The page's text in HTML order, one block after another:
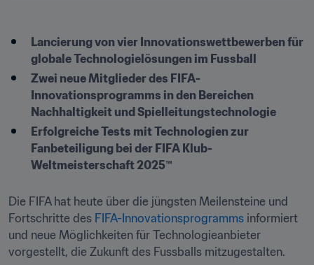
Lancierung von vier Innovationswettbewerben für
globale Technologielösungen im Fussball
Zwei neue Mitglieder des FIFA-
Innovationsprogramms in den Bereichen
Nachhaltigkeit und Spielleitungstechnologie
Erfolgreiche Tests mit Technologien zur
Fanbeteiligung bei der FIFA Klub-
Weltmeisterschaft 2025™
Die FIFA hat heute über die jüngsten Meilensteine und
Fortschritte des FIFA-Innovationsprogramms informiert
und neue Möglichkeiten für Technologieanbieter
vorgestellt, die Zukunft des Fussballs mitzugestalten.